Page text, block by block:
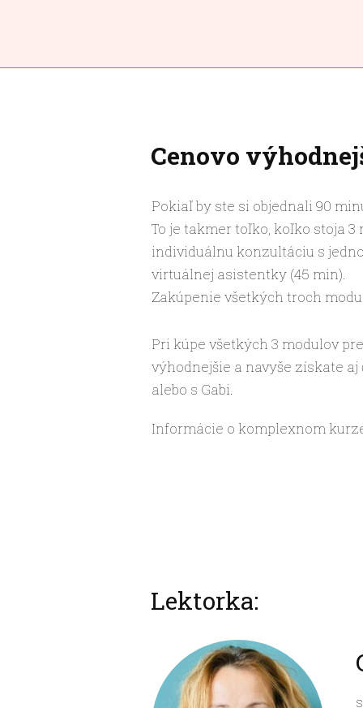
Cenovo
Pokiaľ by ste si objednali 90
To je takmer toľko, koľko stoja
individuálnu konzultáciu s
virtuálnej asistentky (45 min).
Zakúpenie všetkých troch
Pri kúpe všetkých 3 modulov
výhodnejšie a navyše získate
alebo s Gabi.
Informácie o komplexnom
Lektorka: